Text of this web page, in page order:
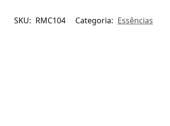
SKU: RMC104 Categoria: Essências